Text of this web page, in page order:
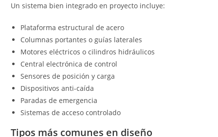
Un sistema bien integrado en proyecto incluye:
Plataforma estructural de acero
Columnas portantes o guías laterales
Motores eléctricos o cilindros hidráulicos
Central electrónica de control
Sensores de posición y carga
Dispositivos anti-caída
Paradas de emergencia
Sistemas de acceso controlado
Tipos más comunes en diseño